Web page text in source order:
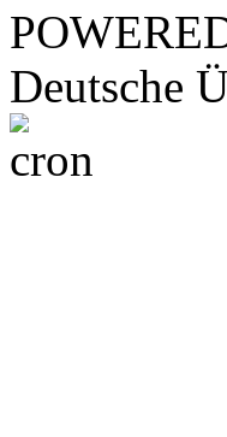
Deutsche